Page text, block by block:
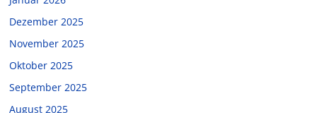
Dezember 2025
November 2025
Oktober 2025
September 2025
August 2025